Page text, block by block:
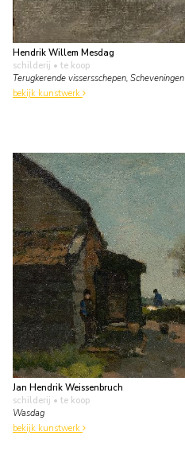
Hendrik Willem Mesdag
schilderij • te koop
Terugkerende vissersschepen, Scheveningen
bekijk kunstwerk
Jan Hendrik Weissenbruch
schilderij • te koop
Wasdag
bekijk kunstwerk